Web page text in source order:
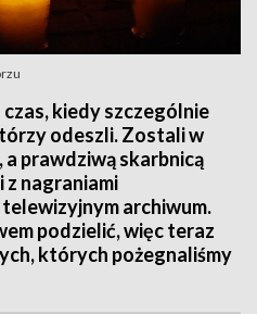
kiedy szczególnie
odeszli. Zostali w
prawdziwą skarbnicą
z nagraniami
archiwum.
podzielić, więc teraz
których pożegnaliśmy